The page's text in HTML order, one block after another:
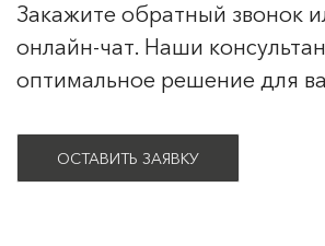
Закажите обратный звонок
онлайн-чат. Наши
оптимальное решение для
ОСТАВИТЬ ЗАЯВКУ